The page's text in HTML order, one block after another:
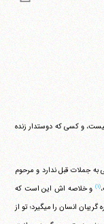
و کسی که دوستدار زنده
به جملات قبل ندارد و مرحوم
(۱)
و خلاصه اش این است که
می‎فرمایند: مرگ خواهی نخواهی برای انسان حتمی است و بالاخره گریبان انسان را می‎گیرد؛ تو از